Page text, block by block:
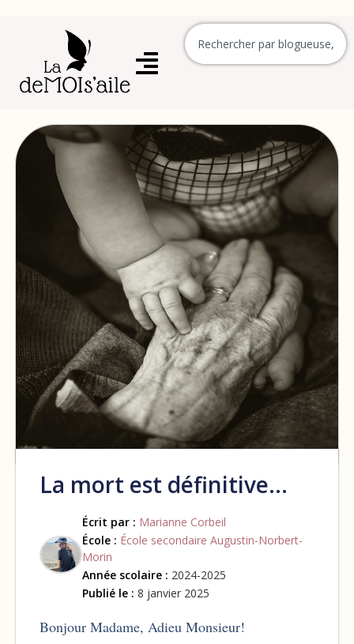
La mort est définitive…
Écrit par : Marianne Corbeil
École : École secondaire Augustin-Norbert-
Morin
Année scolaire : 2024-2025
Publié le : 8 janvier 2025
Bonjour Madame, Adieu Monsieur!